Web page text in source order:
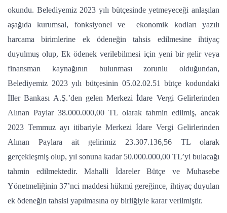
okundu. Belediyemiz 2023 yılı bütçesinde yetmeyeceği anlaşılan
aşağıda kurumsal, fonksiyonel ve ekonomik kodları yazılı
harcama birimlerine ek ödeneğin tahsis edilmesine ihtiyaç
duyulmuş olup, Ek ödenek verilebilmesi için yeni bir gelir veya
finansman kaynağının bulunması zorunlu olduğundan,
Belediyemiz 2023 yılı bütçesinin 05.02.02.51 bütçe kodundaki
İller Bankası A.Ş.’den gelen Merkezi İdare Vergi Gelirlerinden
Alınan Paylar 38.000.000,00 TL olarak tahmin edilmiş, ancak
2023 Temmuz ayı itibariyle Merkezi İdare Vergi Gelirlerinden
Alınan Paylara ait gelirimiz 23.307.136,56 TL olarak
gerçekleşmiş olup, yıl sonuna kadar 50.000.000,00 TL’yi bulacağı
tahmin edilmektedir. Mahalli İdareler Bütçe ve Muhasebe
Yönetmeliğinin 37’nci maddesi hükmü gereğince, ihtiyaç duyulan
ek ödeneğin tahsisi yapılmasına oy birliğiyle karar verilmiştir.